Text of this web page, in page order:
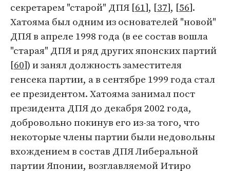
секретарем "старой" ДПЯ [61], [37], [56].
Хатояма был одним из основателей "новой"
ДПЯ в апреле 1998 года (в ее состав вошла
"старая" ДПЯ и ряд других японских партий
[60]) и занял должность заместителя
генсека партии, а в сентябре 1999 года стал
ее президентом. Хатояма занимал пост
президента ДПЯ до декабря 2002 года,
добровольно покинув его из-за того, что
некоторые члены партии были недовольны
вхождением в состав ДПЯ Либеральной
партии Японии, возглавляемой Итиро